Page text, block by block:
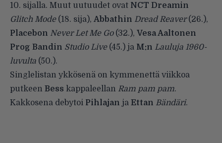
10. sijalla. Muut uutuudet ovat NCT Dreamin
Glitch Mode(18. sija), Abbathin Dread Reaver(26.),
Placebon Never Let Me Go(32.), Vesa Aaltonen
Prog Bandin Studio Live(45.) ja M:n Lauluja 1960-
luvulta (50.).
Singlelistan ykkösenä on kymmenettä viikkoa
putkeen Bess kappaleellan Ram pam pam.
Kakkosena debytoi Pihlajan ja Ettan Bändäri.